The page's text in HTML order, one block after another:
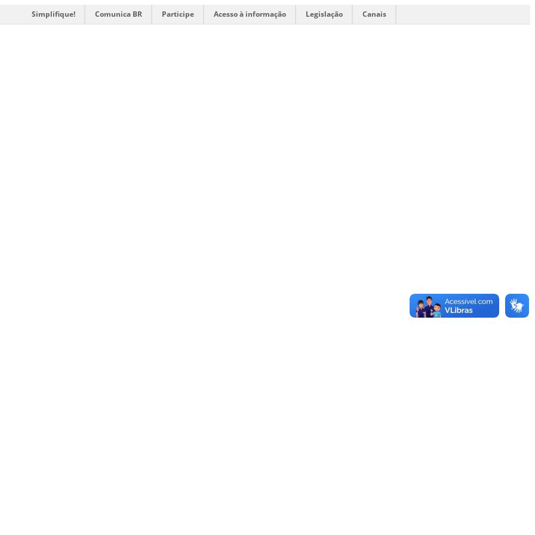
Simplifique! Comunica BR Participe Acesso à informação Legislação Canais